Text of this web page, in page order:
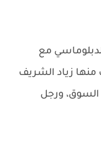
مع
منها زياد الشريف
ورجل